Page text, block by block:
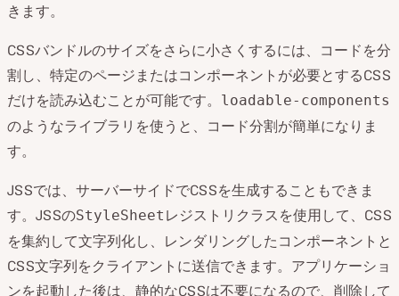
きます。
CSSバンドルのサイズをさらに小さくするには、コードを分
割し、特定のページまたはコンポーネントが必要とするCSS
だけを読み込むことが可能です。
loadable-components
のようなライブラリを使うと、コード分割が簡単になりま
す。
JSSでは、サーバーサイドでCSSを生成することもできま
す。JSSのStyleSheet レジストリクラスを使用して、CSS
を集約して文字列化し、レンダリングしたコンポーネントと
CSS文字列をクライアントに送信できます。アプリケーショ
ンを起動した後は、静的なCSSは不要になるので、削除して